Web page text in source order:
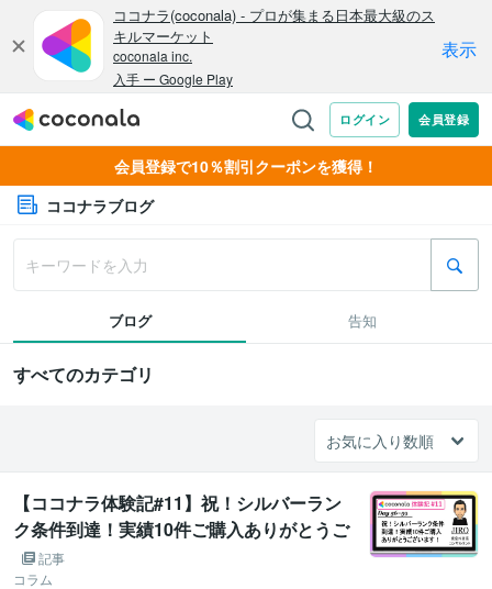
会員登録で10％割引クーポンを獲得！
ココナラブログ
ブログ 告知
すべてのカテゴリ
【ココナラ体験記#11】祝！シルバーラン
ク条件到達！実績10件ご購入ありがとうご
ざいます！【Day56～59】
記事
コラム